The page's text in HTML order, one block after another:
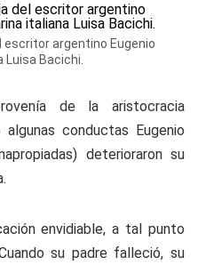
escritor argentino Eugenio
Bacichi.
de la aristocracia
conductas Eugenio
deterioraron su
envidiable, a tal punto
su padre falleció, su